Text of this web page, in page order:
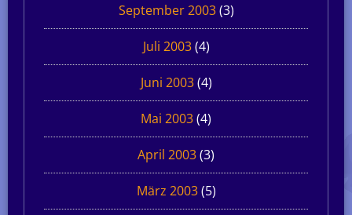
September 2003(3)
Juli 2003(4)
Juni 2003(4)
Mai 2003(4)
April 2003(3)
März 2003(5)